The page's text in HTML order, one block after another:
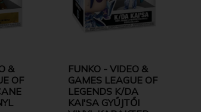
&
OF
FUNKO - VIDEO &
GAMES LEAGUE OF
LEGENDS K/DA
KAI'SA GYŰJTŐI